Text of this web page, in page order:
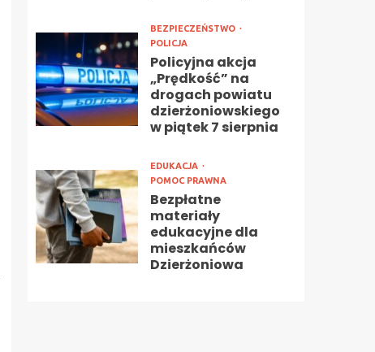
BEZPIECZEŃSTWO
POLICJA
Policyjna akcja
„Prędkość” na
drogach powiatu
dzierżoniowskiego
w piątek 7 sierpnia
EDUKACJA
POMOC PRAWNA
Bezpłatne
materiały
edukacyjne dla
mieszkańców
Dzierżoniowa